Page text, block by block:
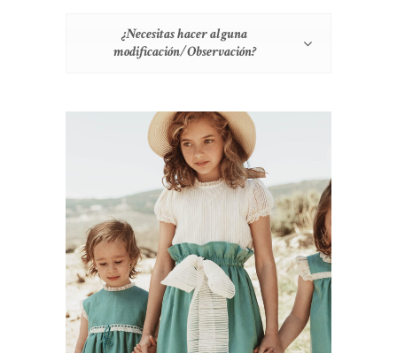
¿Necesitas hacer alguna
modificación/Observación?